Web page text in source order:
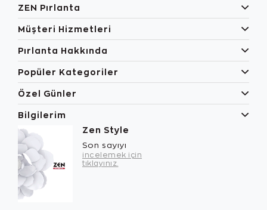
ZEN Pırlanta
Müşteri Hizmetleri
Pırlanta Hakkında
Popüler Kategoriler
Özel Günler
Bilgilerim
Zen Style
Son sayıyı
incelemek için
tıklayınız.